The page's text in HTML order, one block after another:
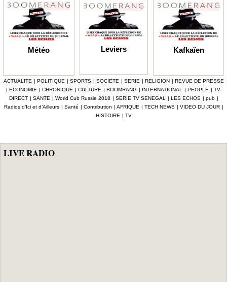
Météo Leviers Kafkaïen
ACTUALITE | POLITIQUE | SPORTS | SOCIETE | SERIE | RELIGION | REVUE DE PRESSE
| ECONOMIE | CHRONIQUE | CULTURE | BOOMRANG | INTERNATIONAL | PEOPLE | TV-
DIRECT | SANTE | World Cub Russie 2018 | SERIE TV SENEGAL | LES ECHOS | pub |
Radios d’Ici et d’Ailleurs | Santé | Contribution | AFRIQUE | TECH NEWS | VIDEO DU JOUR |
HISTOIRE | TV
LIVE RADIO